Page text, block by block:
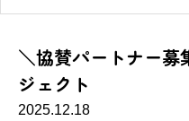
＼協賛パートナー募
ジェクト
2025.12.18